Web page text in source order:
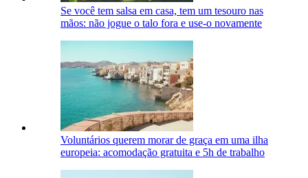
Se você tem salsa em casa, tem um tesouro nas
mãos: não jogue o talo fora e use-o novamente
Voluntários querem morar de graça em uma ilha
europeia: acomodação gratuita e 5h de trabalho